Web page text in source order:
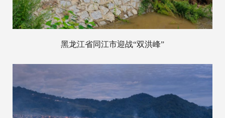
黑龙江省同江市迎战“双洪峰”